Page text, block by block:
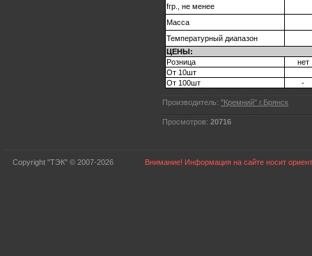
fгр., не менее
Масса
Температурный диапазон
ЦЕНЫ:
Розница
нет
От 10шт
От 100шт
-
Производитель: "Кремний" г.Брянск
Просмотров: 20716
Copyright "ТЭК" © 2007-2026 Внимание! Информация на сайте носит